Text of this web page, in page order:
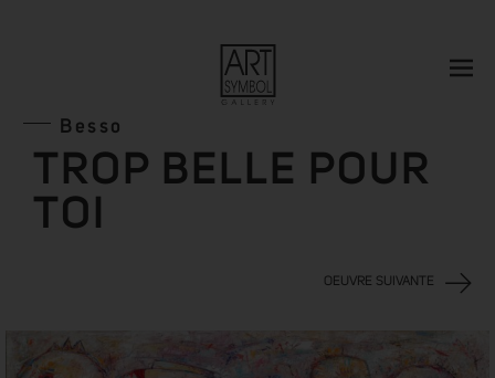
Besso
TROP BELLE POUR
TOI
OEUVRE SUIVANTE